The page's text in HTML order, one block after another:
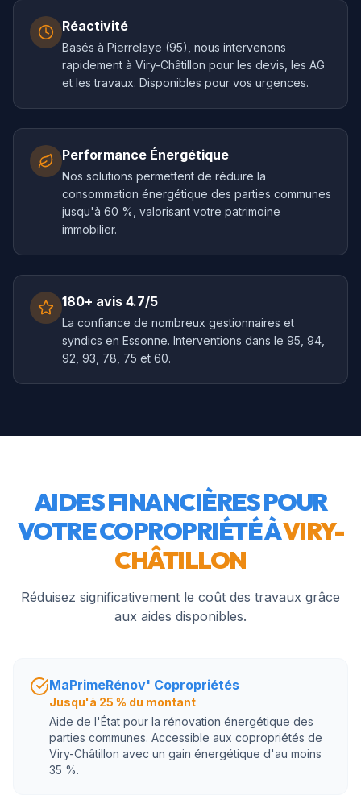
Réactivité
Basés à Pierrelaye (95), nous intervenons
rapidement à Viry-Châtillon pour les devis, les AG
et les travaux. Disponibles pour vos urgences.
Performance Énergétique
Nos solutions permettent de réduire la
consommation énergétique des parties communes
jusqu'à 60 %, valorisant votre patrimoine
immobilier.
180+ avis 4.7/5
La confiance de nombreux gestionnaires et
syndics en Essonne. Interventions dans le 95, 94,
92, 93, 78, 75 et 60.
AIDES FINANCIÈRES POUR
VOTRE COPROPRIÉTÉ ÀVIRY-
CHÂTILLON
Réduisez significativement le coût des travaux grâce
aux aides disponibles.
MaPrimeRénov' Copropriétés
Jusqu'à 25 % du montant
Aide de l'État pour la rénovation énergétique des
parties communes. Accessible aux copropriétés de
Viry-Châtillon avec un gain énergétique d'au moins
35 %.